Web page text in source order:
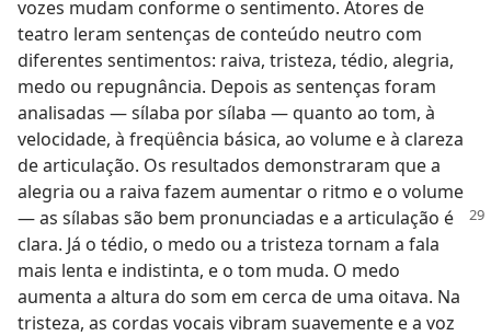
vozes mudam conforme o sentimento. Atores de
teatro leram sentenças de conteúdo neutro com
diferentes sentimentos: raiva, tristeza, tédio, alegria,
medo ou repugnância. Depois as sentenças foram
analisadas — sílaba por sílaba — quanto ao tom, à
velocidade, à freqüência básica, ao volume e à clareza
de articulação. Os resultados demonstraram que a
alegria ou a raiva fazem aumentar o ritmo e o volume
— as sílabas são bem pronunciadas e a articulação é
clara. Já o tédio, o medo ou a tristeza tornam a fala
mais lenta e indistinta, e o tom muda. O medo
aumenta a altura do som em cerca de uma oitava. Na
tristeza, as cordas vocais vibram suavemente e a voz